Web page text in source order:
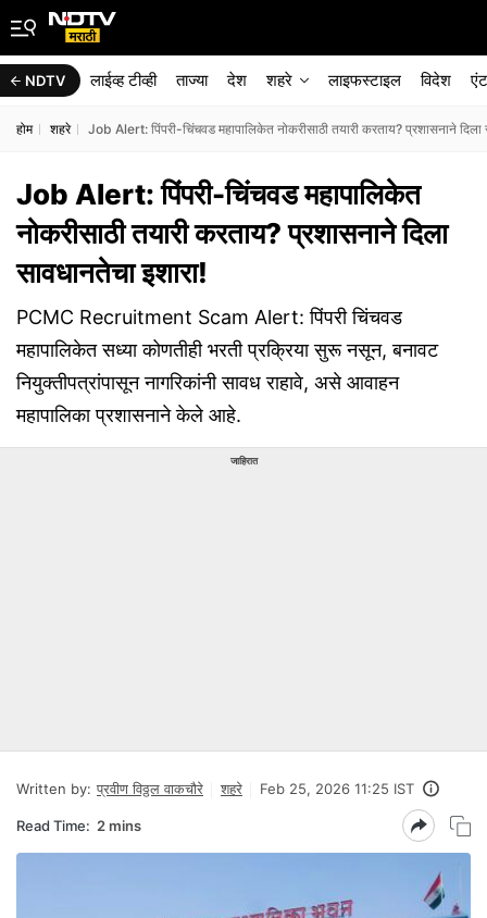
NDTV लाईव्ह टीव्ही ताज्या देश शहरे लाइफस्टाइल विदेश
होम शहरे Job Alert: पिंपरी-चिंचवड महापालिकेत नोकरीसाठी तयारी करताय? प्रशासनाने दिला
Job Alert: पिंपरी-चिंचवड महापालिकेत
नोकरीसाठी तयारी करताय? प्रशासनाने दिला
सावधानतेचा इशारा!
PCMC Recruitment Scam Alert: पिंपरी चिंचवड
महापालिकेत सध्या कोणतीही भरती प्रक्रिया सुरू नसून, बनावट
नियुक्तीपत्रांपासून नागरिकांनी सावध राहावे, असे आवाहन
महापालिका प्रशासनाने केले आहे.
जाहिरात
Written by: प्रवीण विठ्ठल वाकचौरे शहरे Feb 25, 2026 11:25 IST
Read Time: 2 mins